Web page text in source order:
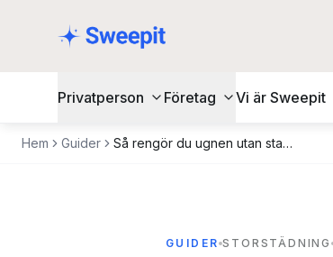
Privatperson Företag Vi är Sweepit
Hem Guider Så rengör du ugnen utan starka kemikalier
GUIDER STORSTÄDNING